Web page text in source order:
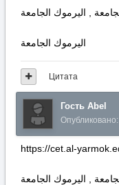
, اليرموك الجامعة
اليرموك الجامعة
Цитата
Гость Abel
Опубликовано:
https://cet.al-
, اليرموك الجامعة